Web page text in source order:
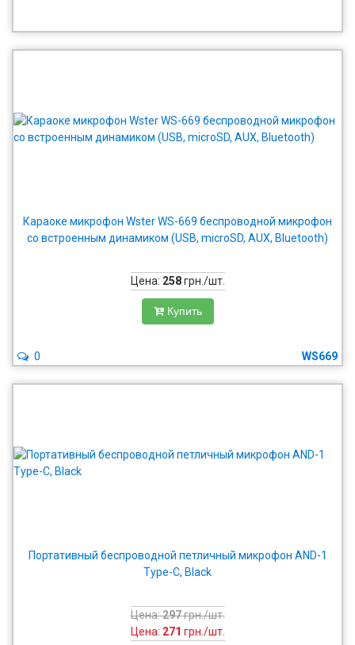
Караоке микрофон Wster WS-669 беспроводной микрофон
со встроенным динамиком (USB, microSD, AUX, Bluetooth)
Цена: 258грн./шт.
Купить
WS669
0
Портативный беспроводной петличный микрофон AND-1
Type-C, Black
Цена:297грн./шт.
Цена: 271 грн./шт.